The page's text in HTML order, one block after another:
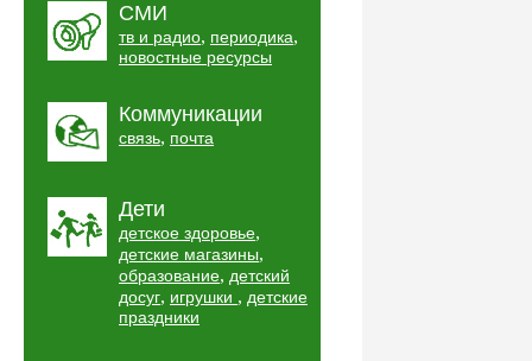
СМИ
тв и радио, периодика,
новостные ресурсы
Коммуникации
связь, почта
Дети
детское здоровье,
детские магазины,
образование, детский
досуг, игрушки , детские
праздники